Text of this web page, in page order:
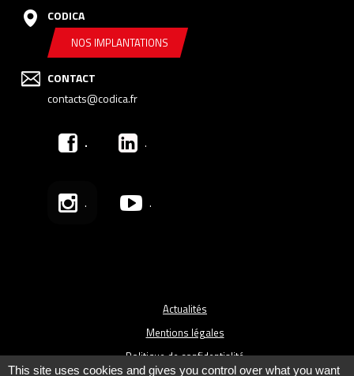
CODICA
NOS IMPLANTATIONS
CONTACT
contacts@codica.fr
. .
. .
Actualités
Mentions légales
Politique de confidentialité
This site uses cookies and gives you control over what you want